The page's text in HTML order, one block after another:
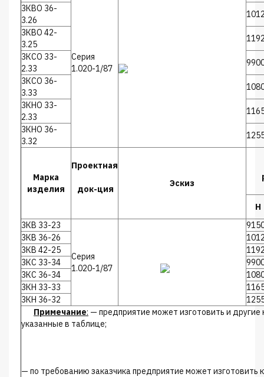
Серия
1.020-1/87
3КВО 36-
3.26
3КВО 42-
3.25
3КСО 33-
2.33
3КСО 36-
3.33
3КНО 33-
2.33
3КНО 36-
3.32
Марка
изделия
Проектная
док-ция
Эскиз
Н
3КВ 33-23
Серия
1.020-1/87
3КВ 36-26
3КВ 42-25
3КС 33-34
3КС 36-34
3КН 33-33
3КН 36-32
Примечание: — предприятие может изготовить и
указанные в таблице;
— по требованию заказчика предприятие может